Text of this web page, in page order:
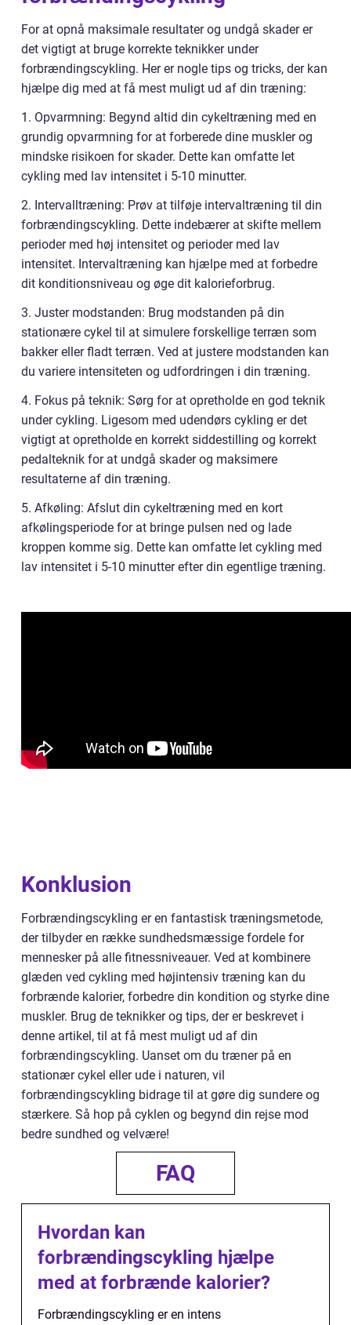
For at opnå maksimale resultater og undgå skader er
det vigtigt at bruge korrekte teknikker under
forbrændingscykling. Her er nogle tips og tricks, der kan
hjælpe dig med at få mest muligt ud af din træning:
1. Opvarmning: Begynd altid din cykeltræning med en
grundig opvarmning for at forberede dine muskler og
mindske risikoen for skader. Dette kan omfatte let
cykling med lav intensitet i 5-10 minutter.
2. Intervalltræning: Prøv at tilføje intervaltræning til din
forbrændingscykling. Dette indebærer at skifte mellem
perioder med høj intensitet og perioder med lav
intensitet. Intervaltræning kan hjælpe med at forbedre
dit konditionsniveau og øge dit kalorieforbrug.
3. Juster modstanden: Brug modstanden på din
stationære cykel til at simulere forskellige terræn som
bakker eller fladt terræn. Ved at justere modstanden kan
du variere intensiteten og udfordringen i din træning.
4. Fokus på teknik: Sørg for at opretholde en god teknik
under cykling. Ligesom med udendørs cykling er det
vigtigt at opretholde en korrekt siddestilling og korrekt
pedalteknik for at undgå skader og maksimere
resultaterne af din træning.
5. Afkøling: Afslut din cykeltræning med en kort
afkølingsperiode for at bringe pulsen ned og lade
kroppen komme sig. Dette kan omfatte let cykling med
lav intensitet i 5-10 minutter efter din egentlige træning.
Konklusion
Forbrændingscykling er en fantastisk træningsmetode,
der tilbyder en række sundhedsmæssige fordele for
mennesker på alle fitnessniveauer. Ved at kombinere
glæden ved cykling med højintensiv træning kan du
forbrænde kalorier, forbedre din kondition og styrke dine
muskler. Brug de teknikker og tips, der er beskrevet i
denne artikel, til at få mest muligt ud af din
forbrændingscykling. Uanset om du træner på en
stationær cykel eller ude i naturen, vil
forbrændingscykling bidrage til at gøre dig sundere og
stærkere. Så hop på cyklen og begynd din rejse mod
bedre sundhed og velvære!
FAQ
Hvordan kan
forbrændingscykling hjælpe
med at forbrænde kalorier?
Forbrændingscykling er en intens